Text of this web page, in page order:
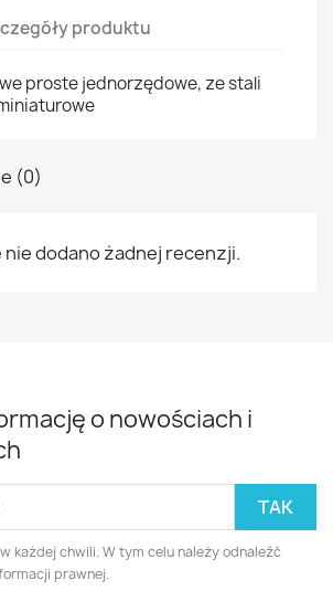
produktu
proste jednorzędowe, ze stali
(0)
nie dodano żadnej recenzji.
o nowościach i
każdej chwili. W tym celu należy odnaleźć
prawnej.